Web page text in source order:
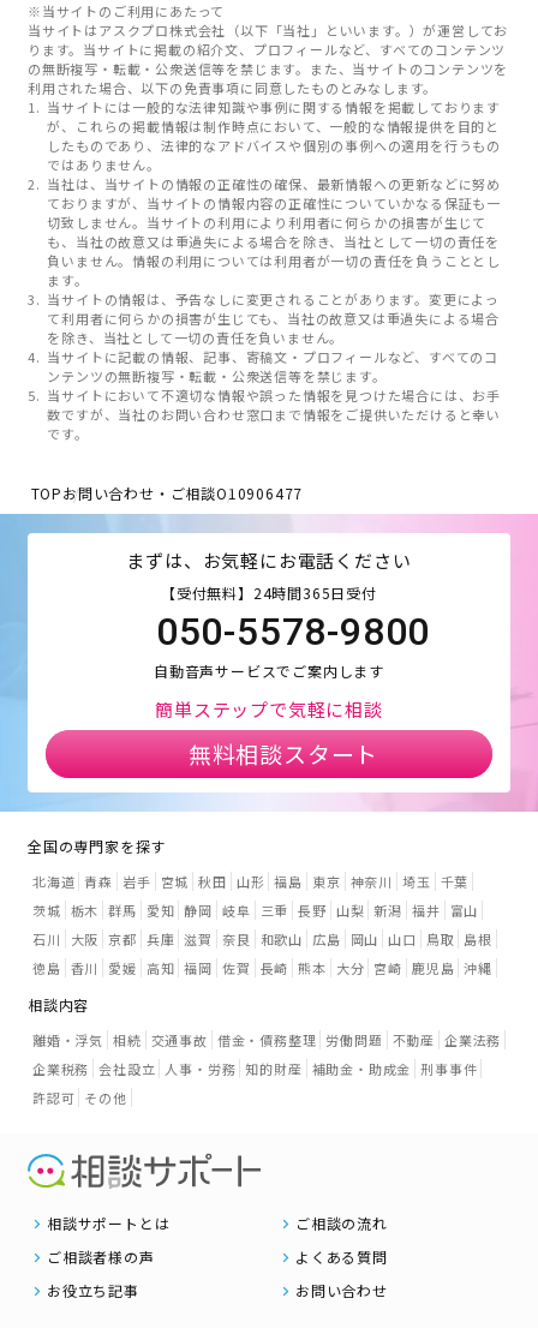
※当サイトのご利用にあたって
当サイトはアスクプロ株式会社（以下「当社」といいます。）が運営してお
ります。当サイトに掲載の紹介文、プロフィールなど、すべてのコンテンツ
の無断複写・転載・公衆送信等を禁じます。また、当サイトのコンテンツを
利用された場合、以下の免責事項に同意したものとみなします。
当サイトには一般的な法律知識や事例に関する情報を掲載しております
が、これらの掲載情報は制作時点において、一般的な情報提供を目的と
したものであり、法律的なアドバイスや個別の事例への適用を行うもの
ではありません。
当社は、当サイトの情報の正確性の確保、最新情報への更新などに努め
ておりますが、当サイトの情報内容の正確性についていかなる保証も一
切致しません。当サイトの利用により利用者に何らかの損害が生じて
も、当社の故意又は重過失による場合を除き、当社として一切の責任を
負いません。情報の利用については利用者が一切の責任を負うこととし
ます。
当サイトの情報は、予告なしに変更されることがあります。変更によっ
て利用者に何らかの損害が生じても、当社の故意又は重過失による場合
を除き、当社として一切の責任を負いません。
当サイトに記載の情報、記事、寄稿文・プロフィールなど、すべてのコ
ンテンツの無断複写・転載・公衆送信等を禁じます。
当サイトにおいて不適切な情報や誤った情報を見つけた場合には、お手
数ですが、当社のお問い合わせ窓口まで情報をご提供いただけると幸い
です。
TOPお問い合わせ・ご相談O10906477
まずは、お気軽にお電話ください
【受付無料】24時間365日受付
050-5578-9800
自動音声サービスでご案内します
簡単ステップで気軽に相談
無料相談スタート
全国の専門家を探す
北海道 青森 岩手 宮城 秋田 山形 福島 東京 神奈川 埼玉
千葉
茨城 栃木 群馬 愛知 静岡 岐阜 三重 長野 山梨 新潟 福井
富山
石川
大阪 京都 兵庫 滋賀 奈良 和歌山 広島 岡山 山口 鳥取
島根
徳島 香川 愛媛 高知 福岡 佐賀 長崎 熊本 大分 宮崎 鹿児島 沖縄
相談内容
離婚・浮気 相続 交通事故 借金・債務整理 労働問題 不動産 企業法務
企業税務 会社設立 人事・労務 知的財産 補助金・助成金 刑事事件
許認可 その他
相談サポートとは
ご相談の流れ
ご相談者様の声
よくある質問
お役立ち記事
お問い合わせ